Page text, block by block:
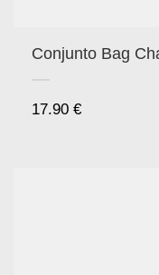
Conjunto Bag
17.90 €